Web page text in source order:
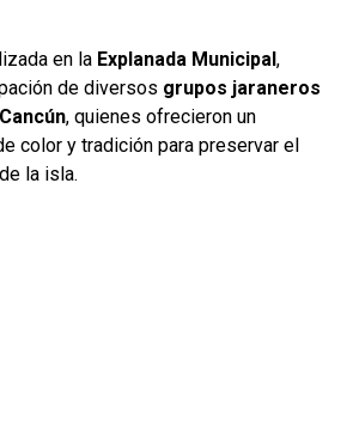
en la Explanada Municipal ,
de diversos grupos jaraneros
, quienes ofrecieron un
color y tradición para preservar el
la isla.